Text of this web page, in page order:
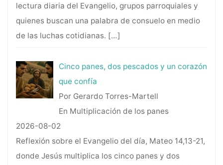
lectura diaria del Evangelio, grupos parroquiales y
quienes buscan una palabra de consuelo en medio
de las luchas cotidianas. […]
Cinco panes, dos pescados y un corazón
que confía
Por Gerardo Torres-Martell
En Multiplicación de los panes
2026-08-02
Reflexión sobre el Evangelio del día, Mateo 14,13-21,
donde Jesús multiplica los cinco panes y dos